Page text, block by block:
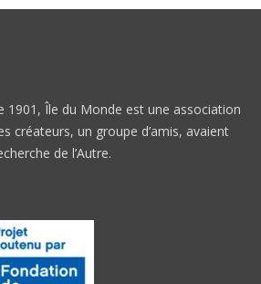
1901, Île du Monde est une association
créateurs, un groupe d’amis, avaient
de l’Autre.